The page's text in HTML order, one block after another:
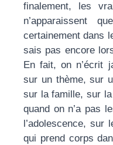
finalement, les
n’apparaissent
certainement dans
sais pas encore
En fait, on n’écrit
sur un thème, sur
sur la famille, sur
quand on n’a pas
l’adolescence, sur
qui prend corps